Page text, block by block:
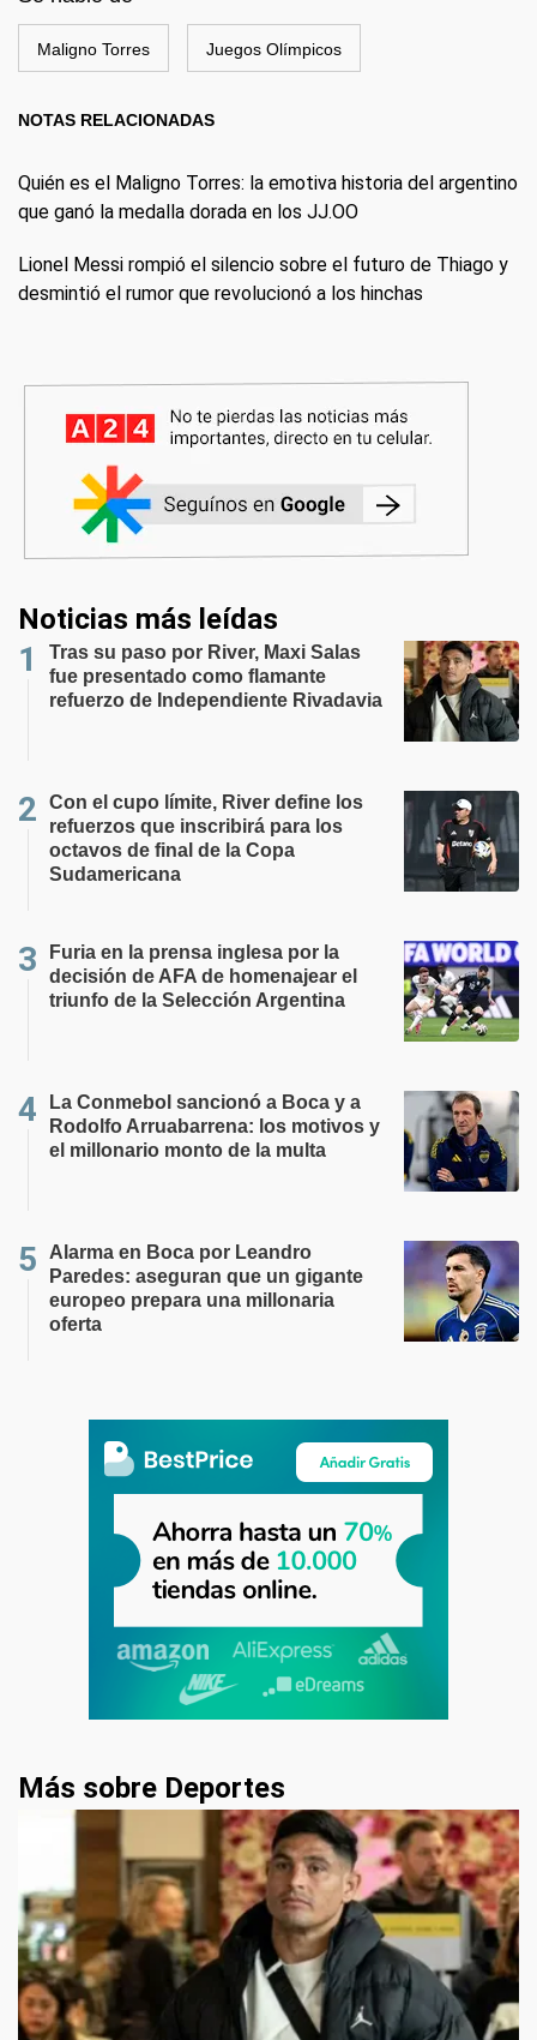
Maligno Torres Juegos Olímpicos
NOTAS RELACIONADAS
Quién es el Maligno Torres: la emotiva historia del argentino
que ganó la medalla dorada en los JJ.OO
Lionel Messi rompió el silencio sobre el futuro de Thiago y
desmintió el rumor que revolucionó a los hinchas
Noticias más leídas
Tras su paso por River, Maxi Salas
fue presentado como flamante
refuerzo de Independiente Rivadavia
Con el cupo límite, River define los
refuerzos que inscribirá para los
octavos de final de la Copa
Sudamericana
Furia en la prensa inglesa por la
decisión de AFA de homenajear el
triunfo de la Selección Argentina
La Conmebol sancionó a Boca y a
Rodolfo Arruabarrena: los motivos y
el millonario monto de la multa
Alarma en Boca por Leandro
Paredes: aseguran que un gigante
europeo prepara una millonaria
oferta
Más sobre Deportes